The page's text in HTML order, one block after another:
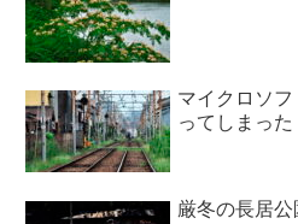
マイクロソ
ってしまった
厳冬の長居